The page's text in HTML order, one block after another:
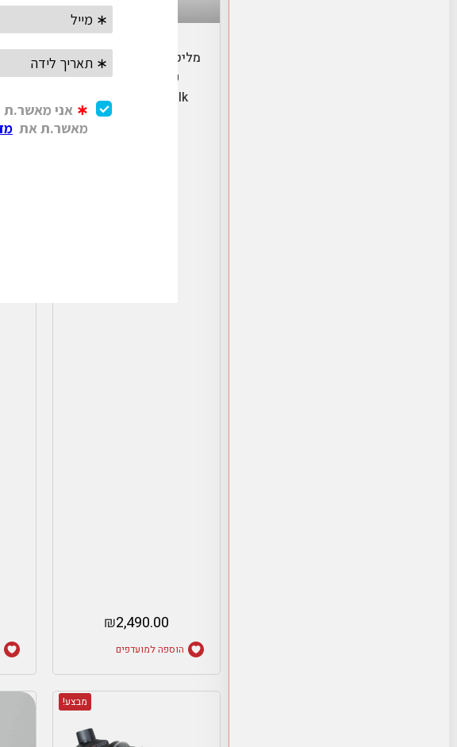
הוספה לסל
מליטה סולו+ מקציף חלב
פרפקט- Melitta
solo&perfect milk
₪2,490.00
הוספה למועדפים
מבצע!